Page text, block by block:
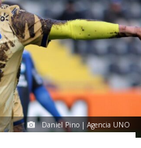
Daniel Pino | Agencia UNO